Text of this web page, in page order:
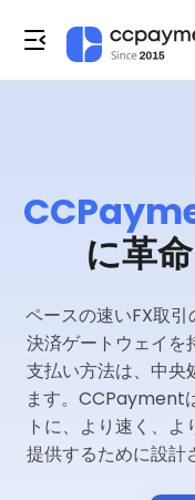
に革
ペースの速いFX取
決済ゲートウェイを
支払い方法は、中央
ます。CCPayment
トに、より速く、
提供するために設計